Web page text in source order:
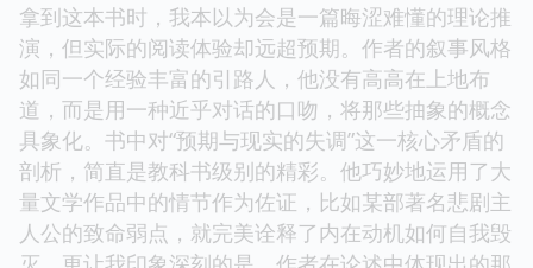
拿到这本书时，我本以为会是一篇晦涩难懂的理论推
演，但实际的阅读体验却远超预期。作者的叙事风格
如同一个经验丰富的引路人，他没有高高在上地布
道，而是用一种近乎对话的口吻，将那些抽象的概念
具象化。书中对“预期与现实的失调”这一核心矛盾的
剖析，简直是教科书级别的精彩。他巧妙地运用了大
量文学作品中的情节作为佐证，比如某部著名悲剧主
人公的致命弱点，就完美诠释了内在动机如何自我毁